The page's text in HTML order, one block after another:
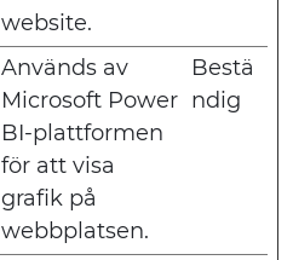
website.
Används av
Microsoft Power
BI-plattformen
för att visa
grafik på
webbplatsen.
Bestä
ndig